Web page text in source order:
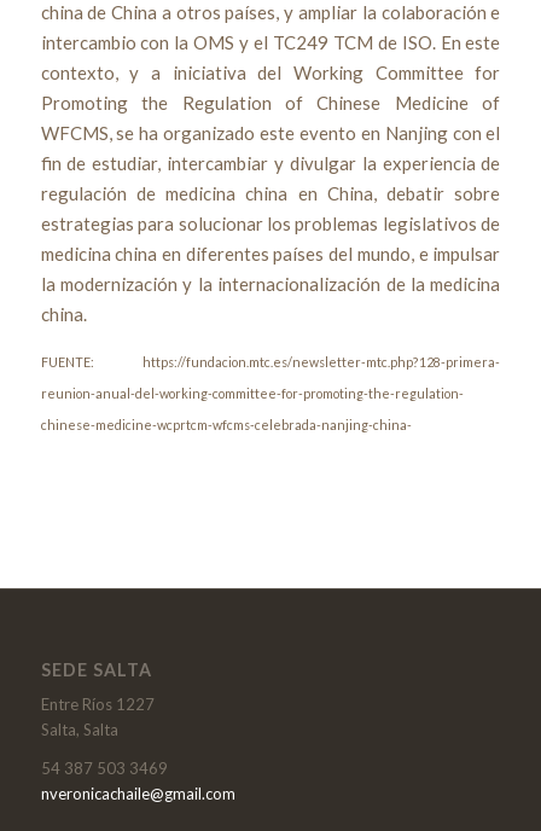
china de China a otros países, y ampliar la colaboración e
intercambio con la OMS y el TC249 TCM de ISO. En este
contexto, y a iniciativa del Working Committee for
Promoting the Regulation of Chinese Medicine of
WFCMS, se ha organizado este evento en Nanjing con el
fin de estudiar, intercambiar y divulgar la experiencia de
regulación de medicina china en China, debatir sobre
estrategias para solucionar los problemas legislativos de
medicina china en diferentes países del mundo, e impulsar
la modernización y la internacionalización de la medicina
china.
FUENTE: https://fundacion.mtc.es/newsletter-mtc.php?128-primera-
reunion-anual-del-working-committee-for-promoting-the-regulation-
chinese-medicine-wcprtcm-wfcms-celebrada-nanjing-china-
SEDE SALTA
Entre Ríos 1227
Salta, Salta
54 387 503 3469
nveronicachaile@gmail.com